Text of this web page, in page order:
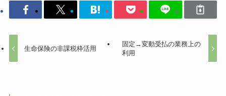
生命保険の非課税枠活用
固定→変動受払の業務上の
利用